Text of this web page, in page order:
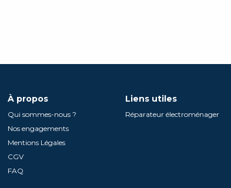
À propos
Qui sommes-nous ?
Nos engagements
Mentions Légales
CGV
FAQ
Liens utiles
Réparateur électroménager